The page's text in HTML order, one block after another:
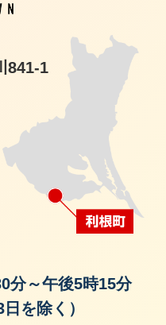
841-1
分～午後5時15分
を除く）